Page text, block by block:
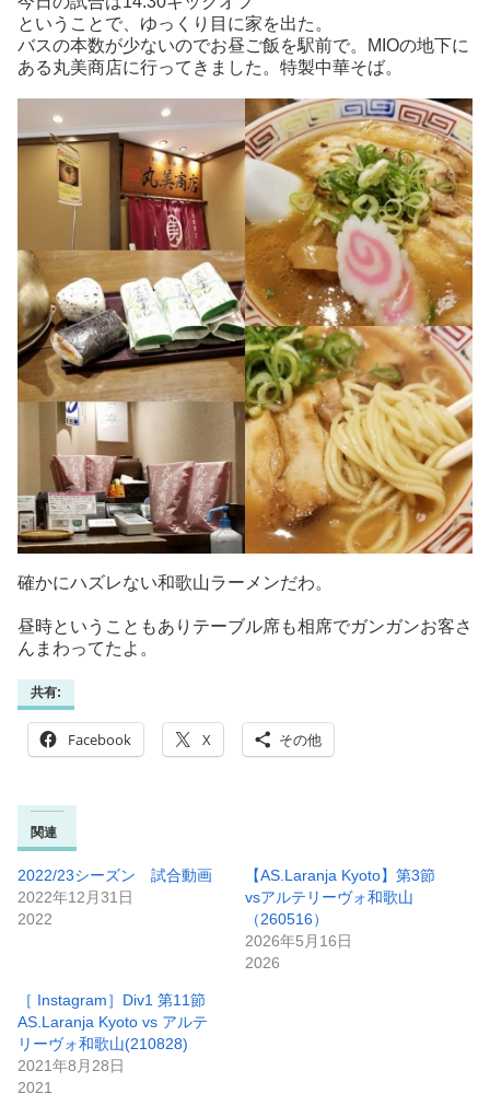
ということで、ゆっくり目に家を出た。
バスの本数が少ないのでお昼ご飯を駅前で。MIOの地下に
ある丸美商店に行ってきました。特製中華そば。
確かにハズレない和歌山ラーメンだわ。
昼時ということもありテーブル席も相席でガンガンお客さ
んまわってたよ。
共有:
Facebook X その他
関連
2022/23シーズン 試合動画
2022年12月31日
2022
【AS.Laranja Kyoto】第3節
vsアルテリーヴォ和歌山
（260516）
2026年5月16日
2026
［ Instagram］Div1 第11節
AS.Laranja Kyoto vs アルテ
リーヴォ和歌山(210828)
2021年8月28日
2021